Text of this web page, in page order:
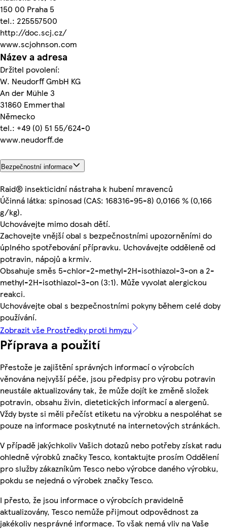
150 00 Praha 5
tel.: 225557500
http://doc.scj.cz/
www.scjohnson.com
Název a adresa
Držitel povolení:
W. Neudorff GmbH KG
An der Mühle 3
31860 Emmerthal
Německo
tel.: +49 (0) 51 55/624-0
www.neudorff.de
Bezpečnostní informace
Raid® insekticidní nástraha k hubení mravenců
Účinná látka: spinosad (CAS: 168316-95-8) 0,0166 % (0,166
g/kg).
Uchovávejte mimo dosah dětí.
Zachovejte vnější obal s bezpečnostními upozorněními do
úplného spotřebování přípravku. Uchovávejte odděleně od
potravin, nápojů a krmiv.
Obsahuje směs 5-chlor-2-methyl-2H-isothiazol-3-on a 2-
methyl-2H-isothiazol-3-on (3:1). Může vyvolat alergickou
reakci.
Uchovávejte obal s bezpečnostními pokyny během celé doby
používání.
Zobrazit vše Prostředky proti hmyzu
Příprava a použití
Přestože je zajištění správných informací o výrobcích
věnována nejvyšší péče, jsou předpisy pro výrobu potravin
neustále aktualizovány tak, že může dojít ke změně složek
potravin, obsahu živin, dietetických informací a alergenů.
Vždy byste si měli přečíst etiketu na výrobku a nespoléhat se
pouze na informace poskytnuté na internetových stránkách.
V případě jakýchkoliv Vašich dotazů nebo potřeby získat radu
ohledně výrobků značky Tesco, kontaktujte prosím Oddělení
pro služby zákazníkům Tesco nebo výrobce daného výrobku,
pokdu se nejedná o výrobek značky Tesco.
I přesto, že jsou informace o výrobcích pravidelně
aktualizovány, Tesco nemůže přijmout odpovědnost za
jakékoliv nesprávné informace. To však nemá vliv na Vaše